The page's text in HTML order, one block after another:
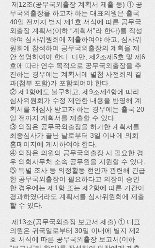
제12조(공무국외출장 계획서 제출 등) ① 공
무국외출장을 하고자 하는 대표의원은 출국
40일 전까지 별지 제1호 서식에 따른 공무국
외출장 계획서(이하 “계획서”라 한다)를 작성
하여 심사위원회에 제출하여야 하고, 심사위
원회에 참석하여 공무국외출장의 계획을 제
안 설명하여야 한다. 다만, 제2조제5호 및 제6
호에 따라 연수 목적으로 공무국외출장을 추
진하는 경우에는 계획서에 별첨 사전회의 결
과(첨부 포함)가 포함되어야 한다.
② 제1항에도 불구하고, 제9조제4항에 따라
심사위원회가 수정 제안한 내용을 반영해 계
획서를 재심사 받고자 하는 경우에는 출국 20
일 전까지 계획서를 제출할 수 있다.
③ 의장은 공무국외출장을 허가한 계획서를
최종심사가 끝난 날로부터 3일 이내에 의회
홈페이지에 게시하여야 한다.
④ 의장은 의원의 공무국외출장 시 필요한 경
우 의회사무처 소속 공무원을 지원할 수 있다.
⑤ 특별 조사 등 의정활동 현안과 관련해 긴급
한 공무국외출장이 필요하다고 의장이 승인
한 경우에는 제1항 또는 제2항에 따른 기간이
경과하였더라도 계획서를 심사위원회에 제출
할 수 있다.
제13조(공무국외출장 보고서 제출) ① 대표
의원은 귀국일로부터 30일 이내에 별지 제2
호 서식에 따른 공무국외출장 보고서(이하